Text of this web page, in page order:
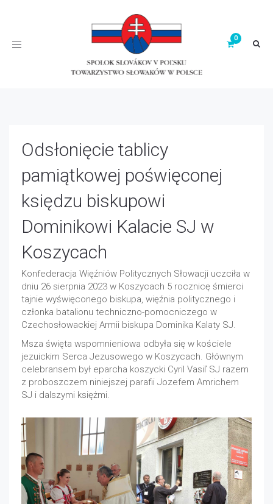
Toggle
Odsłonięcie tablicy
pamiątkowej poświęconej
księdzu biskupowi
Dominikowi Kalacie SJ w
Koszycach
Konfederacja Więźniów Politycznych Słowacji uczciła w
dniu 26 sierpnia 2023 w Koszycach 5 rocznicę śmierci
tajnie wyświęconego biskupa, więźnia politycznego i
członka batalionu techniczno-pomocniczego w
Czechosłowackiej Armii biskupa Dominika Kalaty SJ.
Msza święta wspomnieniowa odbyła się w kościele
jezuickim Serca Jezusowego w Koszycach. Głównym
celebransem był eparcha koszycki Cyril Vasiľ SJ razem
z proboszczem niniejszej parafii Jozefem Amrichem
SJ i dalszymi księżmi.